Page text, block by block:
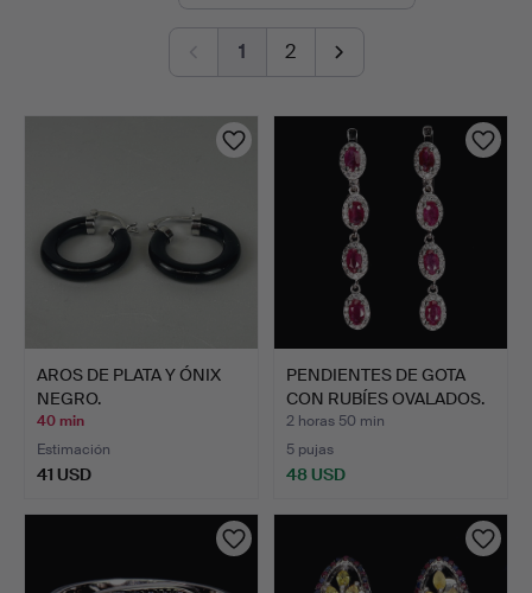
1 2
AROS DE PLATA Y ÓNIX
NEGRO.
40 min
Estimación
41 USD
PENDIENTES DE GOTA
CON RUBÍES OVALADOS.
2 horas 50 min
5 pujas
48 USD